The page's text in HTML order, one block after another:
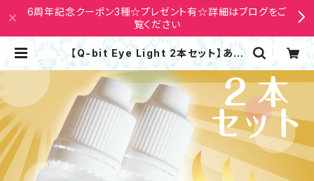
6周年記念クーポン3種☆プレゼント有☆詳細はブログをご
覧ください
【Q-bit Eye Light 2本セット】あら
ゆる目の違和感ケアにアイライト 高
機能量子濃縮液 Q-bitホワイト量子
| Nana Avarock